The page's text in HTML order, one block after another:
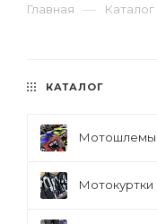
Главная — Каталог
КАТАЛОГ
Мотошлемы
Мотокуртки